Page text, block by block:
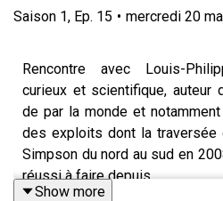
Saison 1, Ep. 15 • mercredi 20
Rencontre avec Louis-
curieux et scientifique, auteur
de par la monde et
des exploits dont la traversée
Simpson du nord au sud en
réussi à faire depuis.
Show more